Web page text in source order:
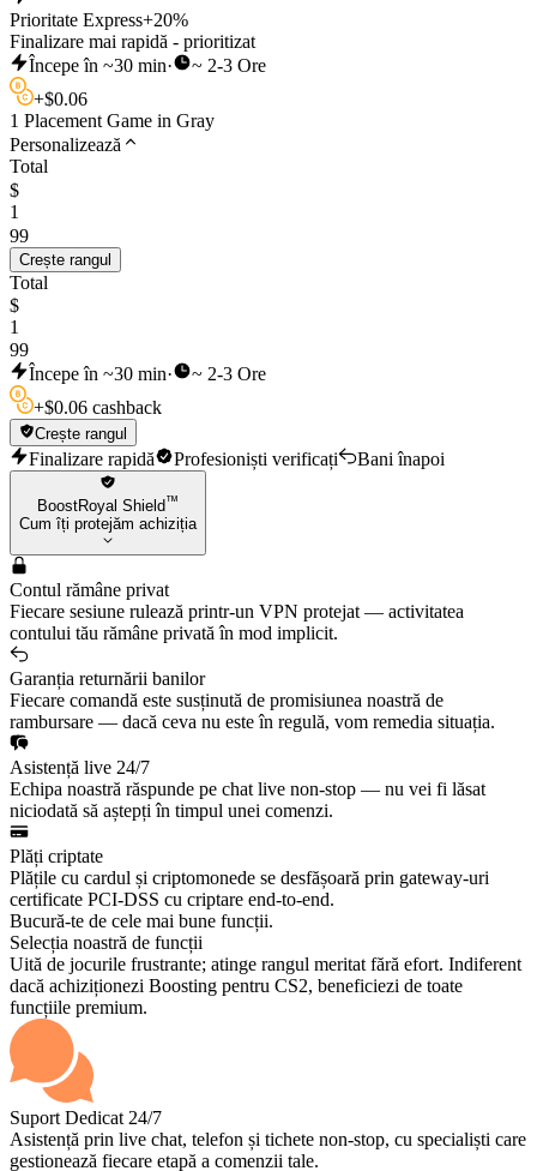
Prioritate Express+20%
Finalizare mai rapidă - prioritizat
Începe în ~30 min·
~ 2-3 Ore
+$0.06
1 Placement Game in Gray
Personalizează
Total
$
1
99
Crește rangul
Total
$
1
99
Începe în ~30 min·
~ 2-3 Ore
+$0.06 cashback
Crește rangul
Finalizare rapidă Profesioniști verificați Bani înapoi
BoostRoyal Shield™
Cum îți protejăm achiziția
Contul rămâne privat
Fiecare sesiune rulează printr-un VPN protejat — activitatea
contului tău rămâne privată în mod implicit.
Garanția returnării banilor
Fiecare comandă este susținută de promisiunea noastră de
rambursare — dacă ceva nu este în regulă, vom remedia situația.
Asistență live 24/7
Echipa noastră răspunde pe chat live non-stop — nu vei fi lăsat
niciodată să aștepți în timpul unei comenzi.
Plăți criptate
Plățile cu cardul și criptomonede se desfășoară prin gateway-uri
certificate PCI-DSS cu criptare end-to-end.
Bucură-te de cele mai bune funcții.
Selecția noastră de funcții
Uită de jocurile frustrante; atinge rangul meritat fără efort. Indiferent
dacă achiziționezi Boosting pentru CS2, beneficiezi de toate
funcțiile premium.
Suport Dedicat 24/7
Asistență prin live chat, telefon și tichete non-stop, cu specialiști care
gestionează fiecare etapă a comenzii tale.